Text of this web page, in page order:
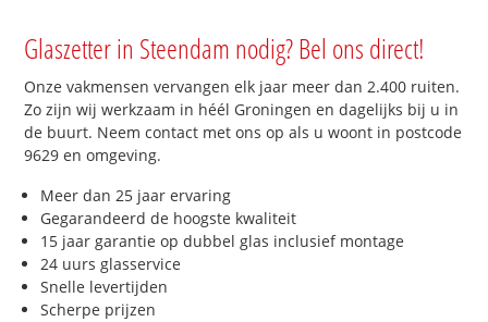
Glaszetter in Steendam nodig? Bel ons direct!
Onze vakmensen vervangen elk jaar meer dan 2.400 ruiten.
Zo zijn wij werkzaam in héél Groningen en dagelijks bij u in
de buurt. Neem contact met ons op als u woont in postcode
9629 en omgeving.
Meer dan 25 jaar ervaring
Gegarandeerd de hoogste kwaliteit
15 jaar garantie op dubbel glas inclusief montage
24 uurs glasservice
Snelle levertijden
Scherpe prijzen